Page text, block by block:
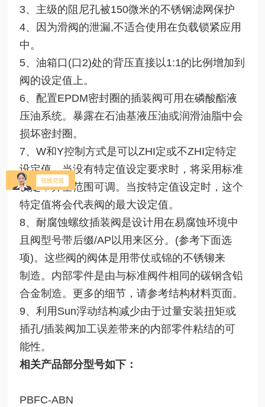
3、主级的阻尼孔被150微米的不锈钢滤网保护
4、因为滑阀的泄漏,不适合使用在负载锁紧应用
中。
5、油箱口(口2)处的背压直接以1:1的比例增加到
阀的设定值上。
6、配置EPDM密封圈的插装阀可用在磷酸酯液
压油系统。暴露在石油基液压油或润滑油脂中会
损坏密封圈。
7、W和Y控制方式是可以ZHI定或不ZHI定特定
设定值。当没有特定值设定要求时，将采用标准
设定﹐并全范围可调。当按特定值设定时，这个
特定值将会代表阀的最大设定值。
8、耐腐蚀螺纹插装阀是设计用在易腐蚀环境中
且阀型号带后缀/AP以用来区分。(参考下面选
项)。这些阀的阀体是用带仗或锦的不锈铆来
制造。内部零件是由与标准阀件相同的碳钢含铅
合金制造。更多的细节，请参考结构材料页面。
9、利用Sun浮动结构减少由于过量安装扭矩或
插孔/插装阀加工误差带来的内部零件粘结的可
能性。
相关产品部分型号如下：
PBFC-ABN